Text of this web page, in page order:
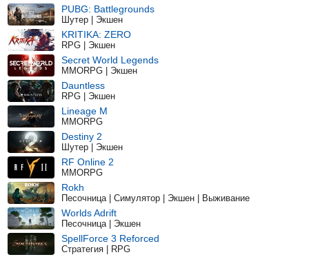
PUBG: Battlegrounds
Шутер | Экшен
KRITIKA: ZERO
RPG | Экшен
Secret World Legends
MMORPG | Экшен
Dauntless
RPG | Экшен
Lineage M
MMORPG
Destiny 2
Шутер | Экшен
RF Online 2
MMORPG
Rokh
Песочница | Симулятор | Экшен | Выживание
Worlds Adrift
Песочница | Экшен
SpellForce 3 Reforced
Стратегия | RPG